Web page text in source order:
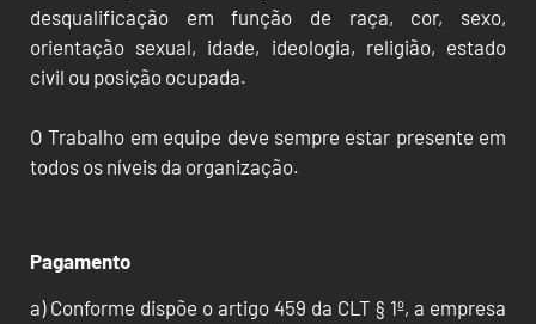
desqualificação em função de raça, cor, sexo,
orientação sexual, idade, ideologia, religião, estado
civil ou posição ocupada.
O Trabalho em equipe deve sempre estar presente em
todos os níveis da organização.
Pagamento
a) Conforme dispõe o artigo 459 da CLT § 1º, a empresa